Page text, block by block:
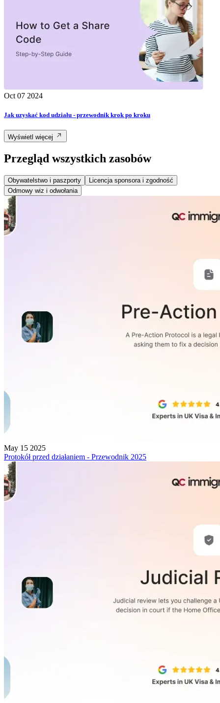
Oct 07 2024
Jak uzyskać kod udziału - przewodnik krok po kroku
Wyświetl więcej
Przegląd wszystkich zasobów
Obywatelstwo i paszporty
Licencja sponsora i zgodność
Odmowy wiz i odwołania
May 15 2025
Protokół przed działaniem - Przewodnik 2025